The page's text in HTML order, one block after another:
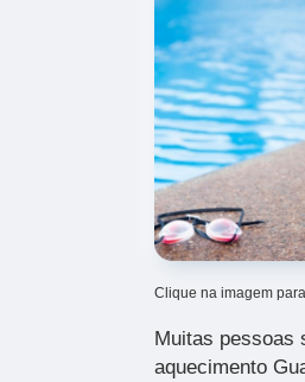
Clique na imagem
Muitas pessoas
aquecimento